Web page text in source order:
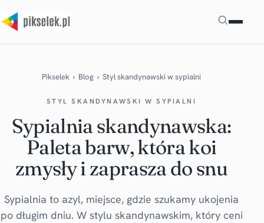
Szukaj
Pikselek › Blog ›Styl skandynawski w sypialni
STYL SKANDYNAWSKI W SYPIALNI
Sypialnia skandynawska:
Paleta barw, która koi
zmysły i zaprasza do snu
Sypialnia to azyl, miejsce, gdzie szukamy ukojenia
po długim dniu. W stylu skandynawskim, który ceni